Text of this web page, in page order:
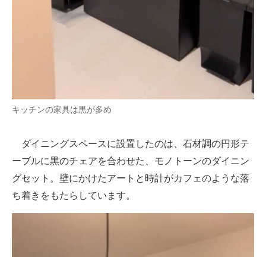
キッチンの家具は黒が多め
ダイニングスペースに設置したのは、石材調の円形テ
ーブルに黒のチェアを合わせた、モノトーンのダイニン
グセット。壁にかけたアートと時計がカフェのような落
ち着きをもたらしています。